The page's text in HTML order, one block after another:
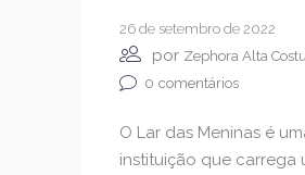
26 de setembro de 2022
por Zephora Alta
0 comentários
O Lar das Meninas é
instituição que carrega